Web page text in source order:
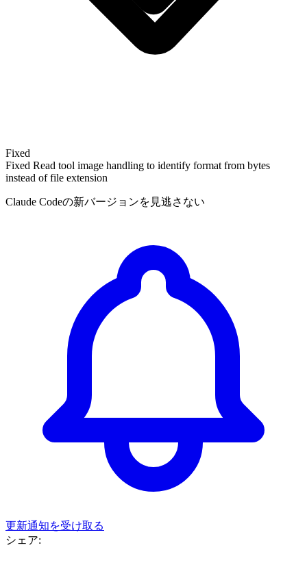
Fixed
Fixed Read tool image handling to identify format from bytes
instead of file extension
Claude Codeの新バージョンを見逃さない
更新通知を受け取る
シェア: